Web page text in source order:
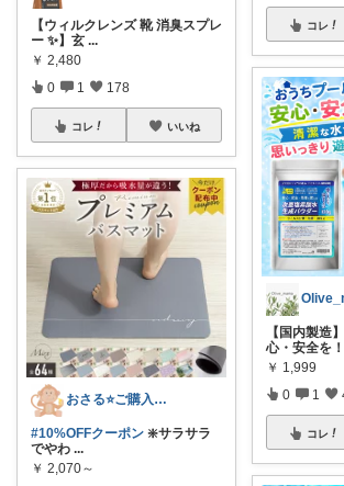
【ウィルクレンズ 靴 消臭スプレ
ー ✨】玄 ...
￥ 2,480
0 1 178
コレ いいね
おさる⭐ご購入感謝🐹
#10%OFFクーポン ❇️サラサラ
でやわ ...
￥ 2,070～
コレ
【国内製造
心・安全を！
￥ 1,999
0 1
コレ